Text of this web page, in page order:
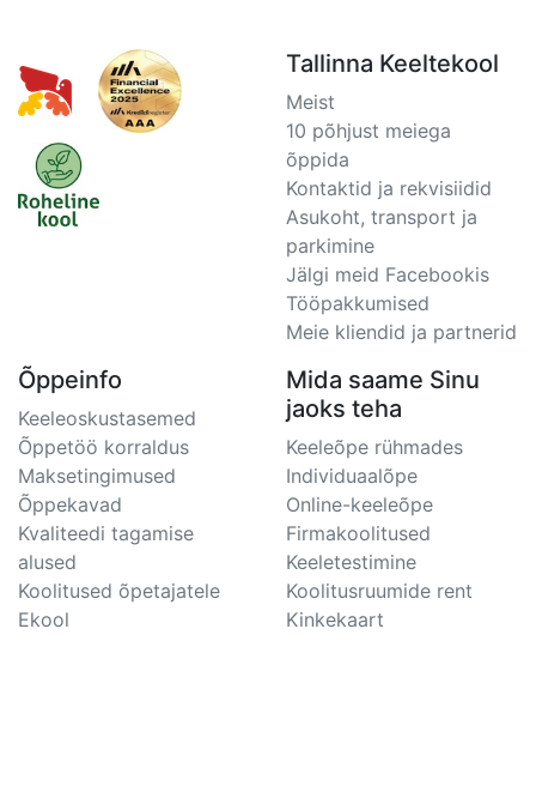
Tallinna Keeltekool
Meist
10 põhjust meiega
õppida
Kontaktid ja rekvisiidid
Asukoht, transport ja
parkimine
Jälgi meid Facebookis
Tööpakkumised
Meie kliendid ja partnerid
Õppeinfo
Keeleoskustasemed
Õppetöö korraldus
Maksetingimused
Õppekavad
Kvaliteedi tagamise
alused
Koolitused õpetajatele
Ekool
Mida saame Sinu
jaoks teha
Keeleõpe rühmades
Individuaalõpe
Online-keeleõpe
Firmakoolitused
Keeletestimine
Koolitusruumide rent
Kinkekaart